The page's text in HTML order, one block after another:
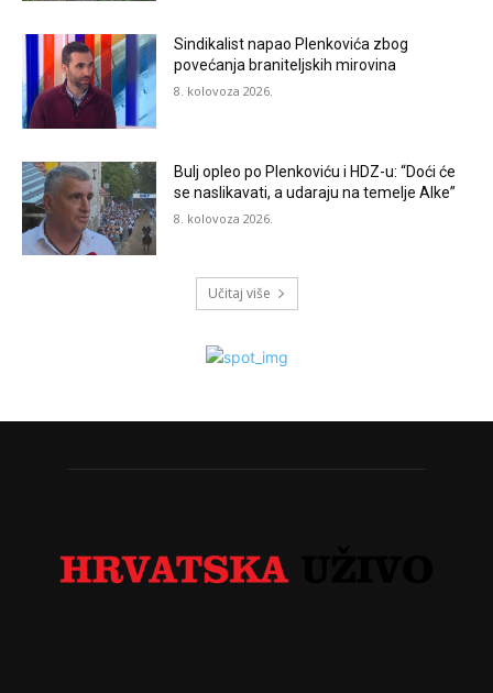
Sindikalist napao Plenkovića zbog
povećanja braniteljskih mirovina
8. kolovoza 2026.
Bulj opleo po Plenkoviću i HDZ-u: “Doći će
se naslikavati, a udaraju na temelje Alke”
8. kolovoza 2026.
Učitaj više